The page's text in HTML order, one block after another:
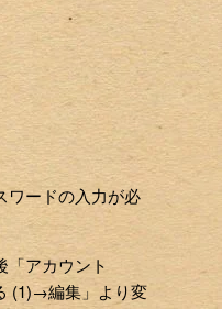
ワードの入力が必
「アカウント
(1)→編集」より変